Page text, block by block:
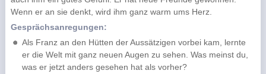
Wenn er an sie denkt, wird ihm ganz warm ums Herz.
Gesprächsanregungen:
Als Franz an den Hütten der Aussätzigen vorbei kam, lernte
er die Welt mit ganz neuen Augen zu sehen. Was meinst du,
was er jetzt anders gesehen hat als vorher?